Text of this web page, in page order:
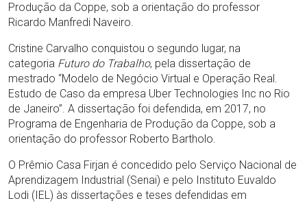
Produção da Coppe, sob a orientação do professor
Ricardo Manfredi Naveiro.
Cristine Carvalho conquistou o segundo lugar, na
categoria Futuro do Trabalho, pela dissertação de
mestrado “Modelo de Negócio Virtual e Operação Real.
Estudo de Caso da empresa Uber Technologies Inc no Rio
de Janeiro”. A dissertação foi defendida, em 2017, no
Programa de Engenharia de Produção da Coppe, sob a
orientação do professor Roberto Bartholo.
O Prêmio Casa Firjan é concedido pelo Serviço Nacional de
Aprendizagem Industrial (Senai) e pelo Instituto Euvaldo
Lodi (IEL) às dissertações e teses defendidas em